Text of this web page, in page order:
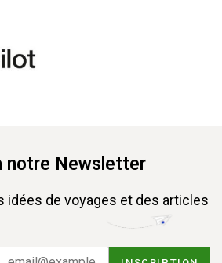
notre Newsletter
idées de voyages et des articles